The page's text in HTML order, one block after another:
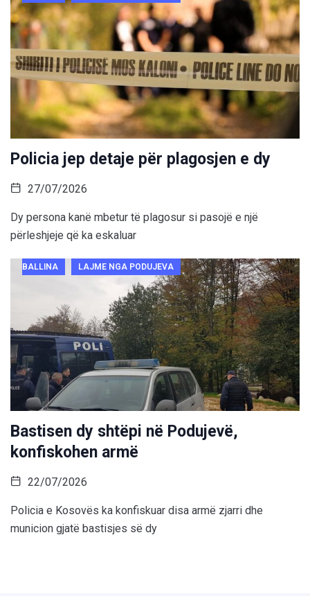
Policia jep detaje për plagosjen e dy
27/07/2026
Dy persona kanë mbetur të plagosur si pasojë e një
përleshjeje që ka eskaluar
BALLINA LAJME NGA PODUJEVA
Bastisen dy shtëpi në Podujevë,
konfiskohen armë
22/07/2026
Policia e Kosovës ka konfiskuar disa armë zjarri dhe
municion gjatë bastisjes së dy